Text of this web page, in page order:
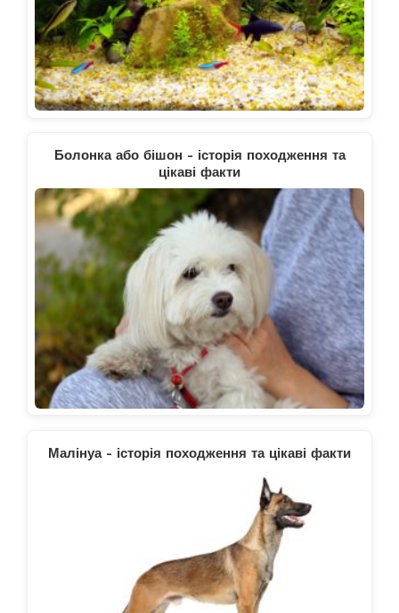
Болонка або бішон - історія походження та
цікаві факти
Малінуа - історія походження та цікаві факти